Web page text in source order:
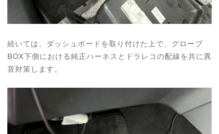
続いては、ダッシュボードを取り付けた上で、グローブ
BOX下側における純正ハーネスとドラレコの配線を共に異
音対策します。